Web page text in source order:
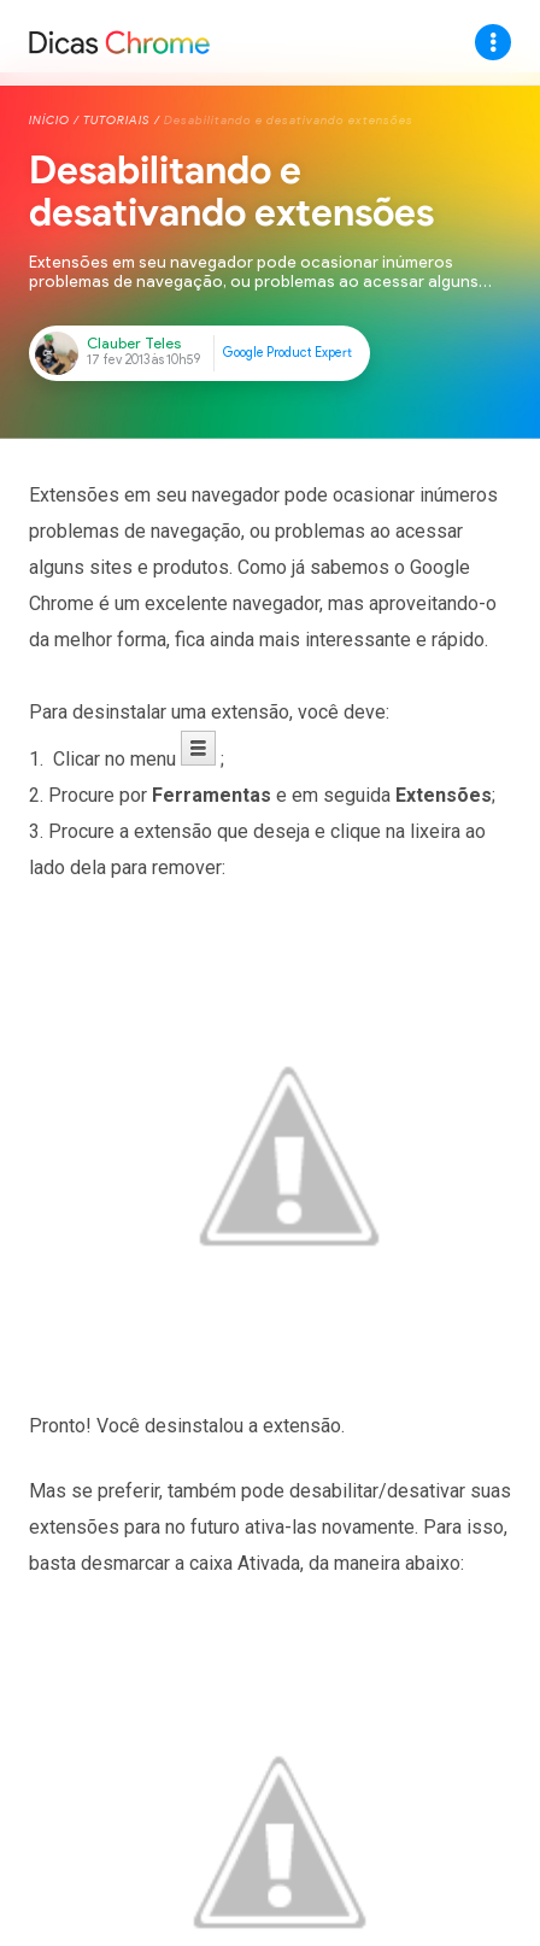
INÍCIO / TUTORIAIS / Desabilitando e desativando extensões
Desabilitando e
desativando extensões
Extensões em seu navegador pode ocasionar inúmeros
problemas de navegação, ou problemas ao acessar alguns
fica ainda mais interessante e rápido.Para desinstalar uma
extensão, você deve:1. Clicar no menu ;2. Procure por
Ferramentas e em seguida Extensões;3. Procure […]
Clauber Teles
Extensões em seu navegador pode ocasionar inúmeros
problemas de navegação, ou problemas ao acessar
alguns sites e produtos. Como já sabemos o Google
Chrome é um excelente navegador, mas aproveitando-o
da melhor forma, fica ainda mais interessante e rápido.
Para desinstalar uma extensão, você deve:
1. Clicar no menu
;
2. Procure por Ferramentas e em seguida Extensões;
3. Procure a extensão que deseja e clique na lixeira ao
lado dela para remover:
Pronto! Você desinstalou a extensão.
Mas se preferir, também pode desabilitar/desativar suas
extensões para no futuro ativa-las novamente. Para isso,
basta desmarcar a caixa Ativada, da maneira abaixo: